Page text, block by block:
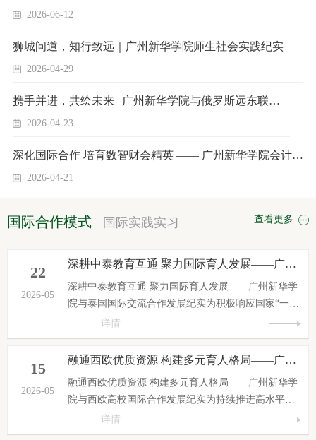
2026-06-12
狮城问道，知行致远｜广州新华学院师生社会实践纪实
2026-04-29
携手并进，共绘未来 | 广州新华学院与俄罗斯远东联邦大学校际合作深度回顾
2026-04-23
深化国际合作 培育数智财会精英 —— 广州新华学院会计学（ACCA）方向班助力会计教育国际化高质量发展
2026-04-21
国际合作模式 国际实践实习 —— 查看更多
22
2026-05
深耕中泰教育互通 聚力国际育人发展——广州新华学院与泰国国际交流合作发展纪实
深耕中泰教育互通 聚力国际育人发展——广州新华学
院与泰国国际交流合作发展纪实为积极响应国家“一带
一路”教育行动部署，持续推进国际化办学建设，拓宽
人才培养路径，近年来，广州新华学院稳步深化与泰
国优质高校的校际合作。学校坚持以协议共建为基
载体，先后与曼谷北部大学、曼谷吞武里大学、乌隆
他尼皇家大学、巴吞他尼大学建立长期友好合作关
系，构建规范化、多层次、常态...
详情
15
2026-05
融通西欧优质资源 构建多元育人格局——广州新华学院与西欧高校国际合作发展纪实
​融通西欧优质资源 构建多元育人格局——广州新华学
院与西欧高校国际合作发展纪实为持续推进高水平国
际化办学建设，拓宽全球教育合作版图，广州新华学
院深耕西欧优质教育市场，重点布局英国、德国、法
详情